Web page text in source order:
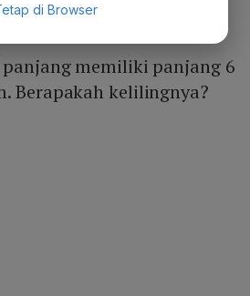
persegi panjang
panjang memiliki panjang 6
Berapakah kelilingnya?
di Browser